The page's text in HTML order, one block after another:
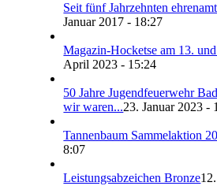
Seit fünf Jahrzehnten
Januar 2017 - 18:27
Magazin-Hocketse am 13.
April 2023 - 15:24
50 Jahre Jugendfeuerwehr
wir waren...23. Januar 2023 -
Tannenbaum Sammelaktion
8:07
Leistungsabzeichen Bronze